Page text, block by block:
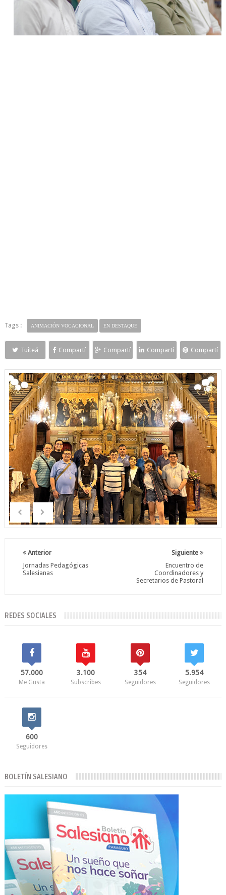
Tags : ANIMACIÓN VOCACIONAL EN DESTAQUE
Tuiteá Compartí Compartí Compartí Compartí
Siguiente
Encuentro de
Coordinadores y
Secretarios de Pastoral
Anterior
Jornadas Pedagógicas
Salesianas
REDES SOCIALES
57.000
Me Gusta
3.100
Subscribes
354
Seguidores
5.954
Seguidores
600
Seguidores
BOLETÍN SALESIANO